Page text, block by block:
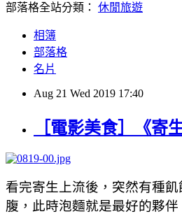
部落格全站分類： 休閒旅遊
相簿
部落格
名片
Aug 21 Wed 2019 17:40
［電影美食］《寄
看完寄生上流後，突然有種
腹，此時泡麵就是最好的夥